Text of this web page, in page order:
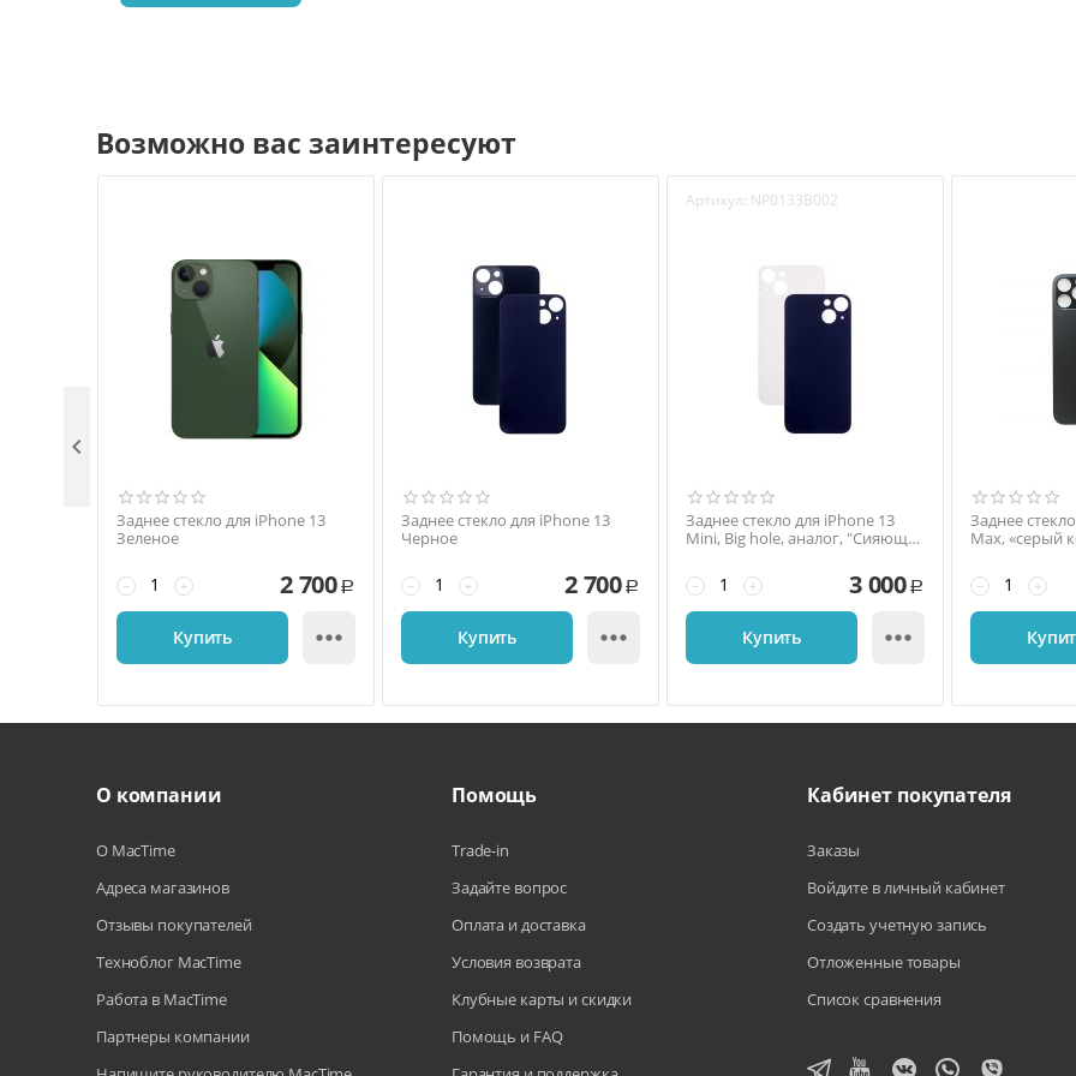
Возможно вас заинтересуют
Заднее стекло для iPhone 13
Зеленое
+
− 2 700 Р
Купить 
Заднее стекло для iPhone 13
Черное
+
− 2 700 Р
Купить 
Артикул: NP0133B002
Заднее стекло для iPhone 13
Mini, Big hole, аналог, "Сияющая
+
− 3 000 Р
Купить 
Заднее
Max, «серый
+
−

О компании
О MacTime
Адреса магазинов
Отзывы покупателей
Техноблог MacTime
Работа в MacTime
Партнеры компании
Помощь
Trade-in
Задайте вопрос
Оплата и доставка
Условия возврата
Клубные карты и скидки
Помощь и FAQ
Кабинет покупателя
Заказы
Войдите в личный кабинет
Создать учетную запись
Отложенные товары
Список сравнения